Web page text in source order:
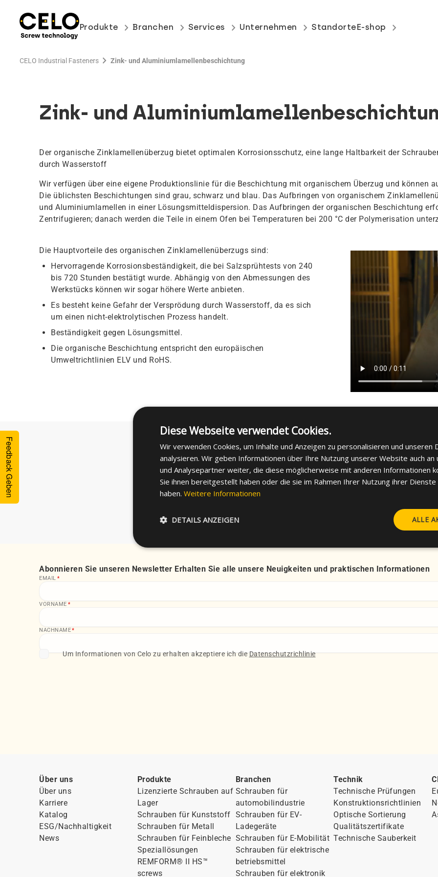
Produkte keyboard_arrow_right Branchen keyboard_arrow_right Services keyboard_arrow_right Unternehmen keyboard_arrow_right StandorteE-shop keyboard_arrow_right
CELO Industrial Fasteners chevron_right Zink- und Aluminiumlamellenbeschichtung
Zink- und
Der organische Zinklamellenüberzug bietet optimalen Korrosionsschutz, eine lange Haltbarkeit der
durch Wasserstoff
Wir verfügen über eine eigene Produktionslinie für die Beschichtung mit organischem Überzug und können
Die üblichsten Beschichtungen sind grau, schwarz und blau. Das Aufbringen von organischem
und Aluminiumlamellen in einer Lösungsmitteldispersion. Das Aufbringen der organischen Beschichtung
Zentrifugieren; danach werden die Teile in einem Ofen bei Temperaturen bei 200 °C der Polymerisation
Die Hauptvorteile des organischen Zinklamellenüberzugs sind:
Hervorragende Korrosionsbeständigkeit, die bei Salzsprühtests von 240
bis 720 Stunden bestätigt wurde. Abhängig von den Abmessungen des
Werkstücks können wir sogar höhere Werte anbieten.
Es besteht keine Gefahr der Versprödung durch Wasserstoff, da es sich
um einen nicht-elektrolytischen Prozess handelt.
Beständigkeit gegen Lösungsmittel.
Die organische Beschichtung entspricht den europäischen
Umweltrichtlinien ELV und RoHS.
Unser Expertenteam steht bereit, um Sie
Abonnieren Sie unseren Newsletter Erhalten Sie alle unsere Neuigkeiten und praktischen Informationen
EMAIL *
VORNAME *
NACHNAME*
Um Informationen von Celo zu erhalten akzeptiere ich die Datenschutzrichlinie
Über uns
Über uns
Karriere
Katalog
ESG/Nachhaltigkeit
News
Produkte
Lizenzierte Schrauben auf
Lager
Schrauben für Kunststoff
Schrauben für Metall
Schrauben für Feinbleche
Speziallösungen
REMFORM® II HS™
screws
Branchen
Schrauben für
automobilindustrie
Schrauben für EV-
Ladegeräte
Schrauben für E-Mobilität
Schrauben für elektrische
betriebsmittel
Schrauben für elektronik
Technik
Technische Prüfungen
Konstruktionsrichtlinien
Optische Sortierung
Qualitätszertifikate
Technische Sauberkeit
Feedback Geben
Diese Webseite verwendet Cookies.
Wir verwenden Cookies, um Inhalte und Anzeigen zu personalisieren und unseren
analysieren. Wir geben Informationen über Ihre Nutzung unserer Website auch
und Analysepartner weiter, die diese möglicherweise mit anderen Informationen
Sie ihnen bereitgestellt haben oder die sie im Rahmen Ihrer Nutzung ihrer
haben. Weitere Informationen
ALLE
DETAILS ANZEIGEN